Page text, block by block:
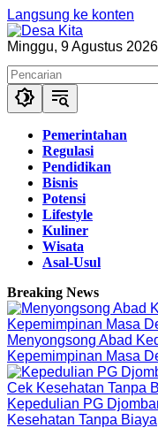
Langsung ke konten
Minggu, 9 Agustus 2026
Pemerintahan
Regulasi
Pendidikan
Bisnis
Potensi
Lifestyle
Kuliner
Wisata
Asal-Usul
Breaking News
Menyongsong Abad
Kepemimpinan Masa
Kepedulian PG
Kesehatan Tanpa Biaya